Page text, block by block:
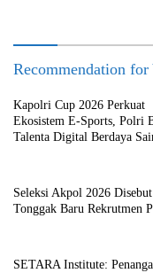
Recommendation for
Kapolri Cup 2026 Perkuat
Ekosistem E-Sports, Polri
Talenta Digital Berdaya
Seleksi Akpol 2026 Disebut
Tonggak Baru Rekrutmen
SETARA Institute: